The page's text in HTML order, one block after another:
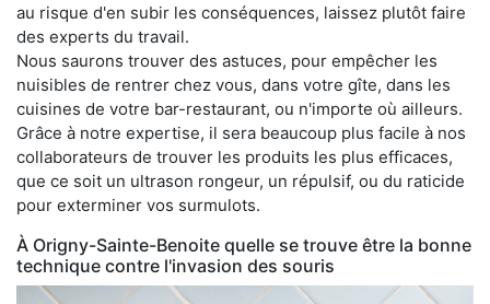
au risque d'en subir les conséquences, laissez plutôt faire
des experts du travail.
Nous saurons trouver des astuces, pour empêcher les
nuisibles de rentrer chez vous, dans votre gîte, dans les
cuisines de votre bar-restaurant, ou n'importe où ailleurs.
Grâce à notre expertise, il sera beaucoup plus facile à nos
collaborateurs de trouver les produits les plus efficaces,
que ce soit un ultrason rongeur, un répulsif, ou du raticide
pour exterminer vos surmulots.
À Origny-Sainte-Benoite quelle se trouve être la bonne
technique contre l'invasion des souris